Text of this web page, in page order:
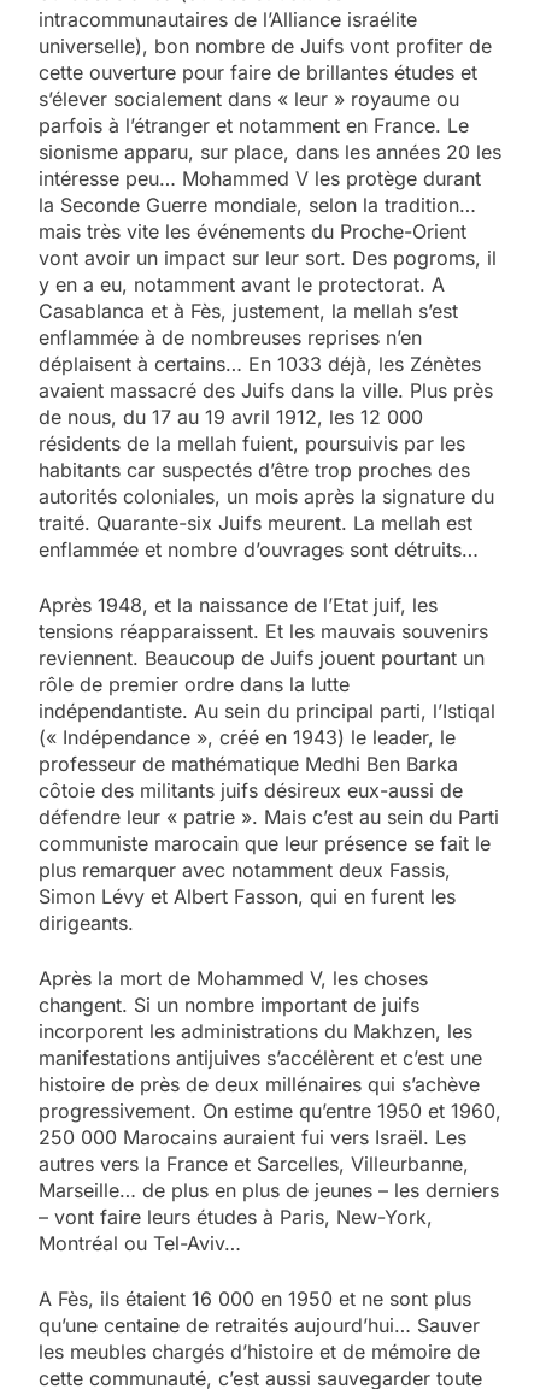
intracommunautaires de l’Alliance israélite
universelle), bon nombre de Juifs vont profiter de
cette ouverture pour faire de brillantes études et
s’élever socialement dans « leur » royaume ou
parfois à l’étranger et notamment en France. Le
sionisme apparu, sur place, dans les années 20 les
intéresse peu… Mohammed V les protège durant
la Seconde Guerre mondiale, selon la tradition…
mais très vite les événements du Proche-Orient
vont avoir un impact sur leur sort. Des pogroms, il
y en a eu, notamment avant le protectorat. A
Casablanca et à Fès, justement, la mellah s’est
enflammée à de nombreuses reprises n’en
déplaisent à certains… En 1033 déjà, les Zénètes
avaient massacré des Juifs dans la ville. Plus près
de nous, du 17 au 19 avril 1912, les 12 000
résidents de la mellah fuient, poursuivis par les
habitants car suspectés d’être trop proches des
autorités coloniales, un mois après la signature du
traité. Quarante-six Juifs meurent. La mellah est
enflammée et nombre d’ouvrages sont détruits…
Après 1948, et la naissance de l’Etat juif, les
tensions réapparaissent. Et les mauvais souvenirs
reviennent. Beaucoup de Juifs jouent pourtant un
rôle de premier ordre dans la lutte
indépendantiste. Au sein du principal parti, l’Istiqal
(« Indépendance », créé en 1943) le leader, le
professeur de mathématique Medhi Ben Barka
côtoie des militants juifs désireux eux-aussi de
défendre leur « patrie ». Mais c’est au sein du Parti
communiste marocain que leur présence se fait le
plus remarquer avec notamment deux Fassis,
Simon Lévy et Albert Fasson, qui en furent les
dirigeants.
Après la mort de Mohammed V, les choses
changent. Si un nombre important de juifs
incorporent les administrations du Makhzen, les
manifestations antijuives s’accélèrent et c’est une
histoire de près de deux millénaires qui s’achève
progressivement. On estime qu’entre 1950 et 1960,
250 000 Marocains auraient fui vers Israël. Les
autres vers la France et Sarcelles, Villeurbanne,
Marseille… de plus en plus de jeunes – les derniers
– vont faire leurs études à Paris, New-York,
Montréal ou Tel-Aviv…
A Fès, ils étaient 16 000 en 1950 et ne sont plus
qu’une centaine de retraités aujourd’hui… Sauver
les meubles chargés d’histoire et de mémoire de
cette communauté, c’est aussi sauvegarder toute